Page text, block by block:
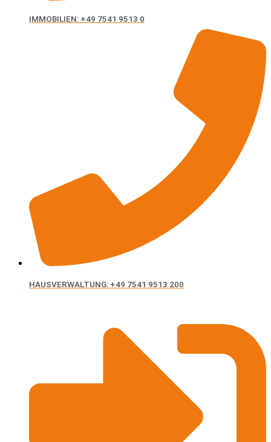
IMMOBILIEN: +49 7541 9513 0
HAUSVERWALTUNG: +49 7541 9513 200